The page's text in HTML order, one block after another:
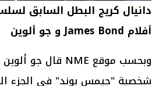
دانيال كريج البطل السابق
أفلام James Bond و جو ألوين